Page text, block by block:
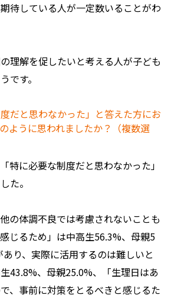
待している人が一定数いることがわ
理解を促したいと考える人が子ども
です。
特に必要な制度だと思わなかった」
た。
の体調不良では考慮されないことも
じるため」は中高生56.3%、母親5
り、実際に活用するのは難しいと
43.8%、母親25.0%、「生理日はあ
、事前に対策をとるべきと感じるた